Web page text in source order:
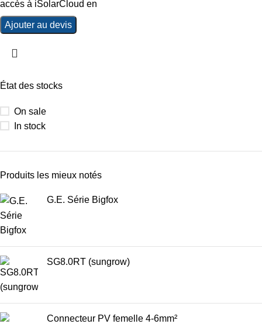
État des stocks
On sale
In stock
Produits les mieux notés
G.E. Série Bigfox
SG8.0RT (sungrow)
Connecteur PV femelle 4-6mm²
accès à iSolarCloud en
Ajouter au devis